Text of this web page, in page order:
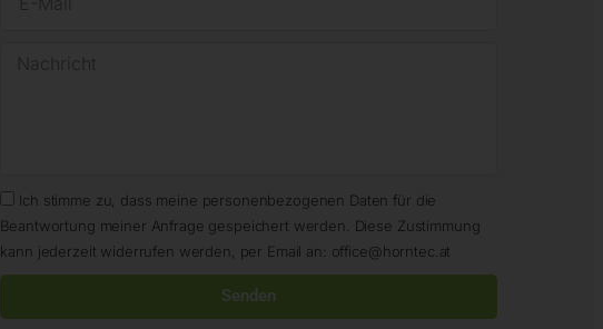
Ich stimme zu, dass meine personenbezogenen Daten für die
Beantwortung meiner Anfrage gespeichert werden. Diese Zustimmung
kann jederzeit widerrufen werden, per Email an: office@horntec.at
Senden